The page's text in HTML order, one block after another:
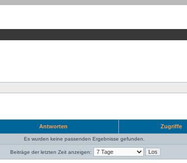
Antworten Zugriffe
Es wurden keine passenden Ergebnisse gefunden.
Beiträge der letzten Zeit anzeigen: